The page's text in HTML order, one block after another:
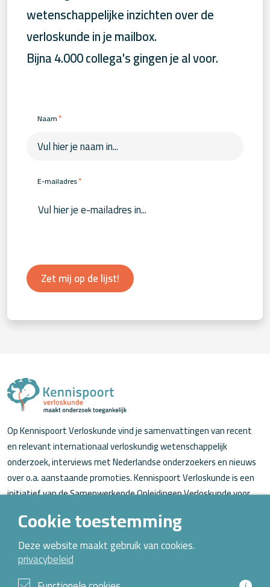
wetenschappelijke inzichten over de
verloskunde in je mailbox.
Bijna 4.000 collega's gingen je al voor.
Naam*
E-mailadres*
Zet mij op de lijst!
Op Kennispoort Verloskunde vind je samenvattingen van recent
en relevant internationaal verloskundig wetenschappelijk
onderzoek, interviews met Nederlandse onderzoekers en nieuws
over o.a. aanstaande promoties. Kennispoort Verloskunde is een
initiatief van de Samenwerkende Opleidingen Verloskunde voor
Over Kennispoort Verloskunde
Contact
Archief
Cookie toestemming
Deze website maakt gebruik van cookies.
privacybeleid